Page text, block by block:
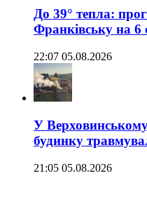
До 39° тепла:
Франківську на 6
22:07 05.08.2026
У
будинку
21:05 05.08.2026